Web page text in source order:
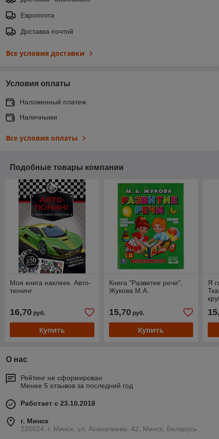
Европочта
Доставка почтой
Все условия доставки
Условия оплаты
Наложенный платеж
Наличными
Все условия оплаты
Подобные товары компании
Моя книга наклеек. Авто-
тюнинг
16,70 руб.
Купить
Книга "Развитие речи",
Жукова М.А.
15,70руб.
Купить
Я
О нас
Рейтинг не сформирован
Менее 5 отзывов за последний год
Работает с 23.10.2018
г. Минск
220024, г. Минск, ул. Асаналиева, 42, Минск, Беларусь